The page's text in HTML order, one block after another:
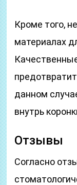
Кроме того,
материалах
данном
внутрь
Отзывы
Согласно